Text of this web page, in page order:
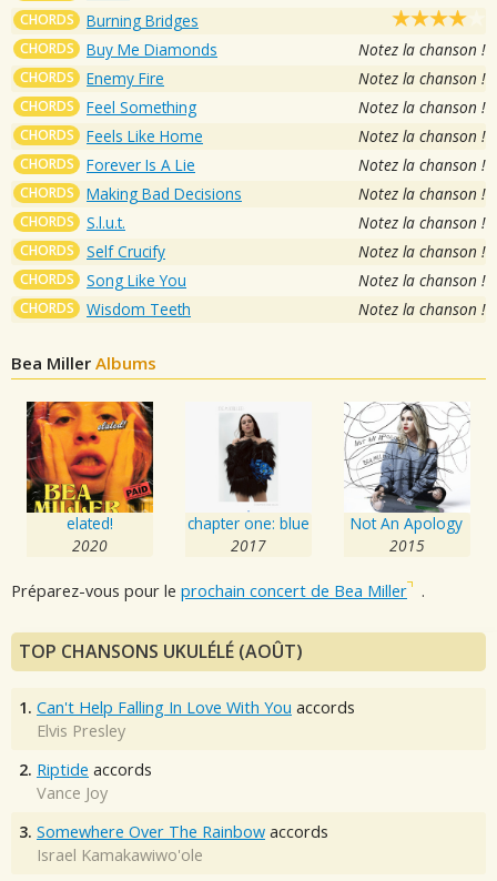
CHORDS Burning Bridges
CHORDS Buy Me Diamonds Notez la chanson !
CHORDS Enemy Fire Notez la chanson !
CHORDS Feel Something Notez la chanson !
CHORDS Feels Like Home Notez la chanson !
CHORDS Forever Is A Lie Notez la chanson !
CHORDS Making Bad Decisions Notez la chanson !
CHORDS S.l.u.t. Notez la chanson !
CHORDS Self Crucify Notez la chanson !
CHORDS Song Like You Notez la chanson !
CHORDS Wisdom Teeth Notez la chanson !
Bea Miller Albums
elated!
2020
chapter one: blue
2017
Not An Apology
2015
Préparez-vous pour le prochain concert de Bea Miller .
TOP CHANSONS UKULÉLÉ (AOÛT)
1. Can't Help Falling In Love With You accords
Elvis Presley
2. Riptide accords
Vance Joy
3. Somewhere Over The Rainbow accords
Israel Kamakawiwo'ole